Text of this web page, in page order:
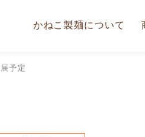
かねこ製麺について
予定